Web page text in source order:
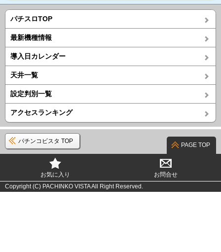
パチスロTOP
最新機種情報
導入日カレンダー
天井一覧
設定判別一覧
アクセスランキング
パチンコビスタ TOP
PAGE TOP
お気に入り
お問合せ
Copyright (C) PACHINKO VISTA All Right Reserved.